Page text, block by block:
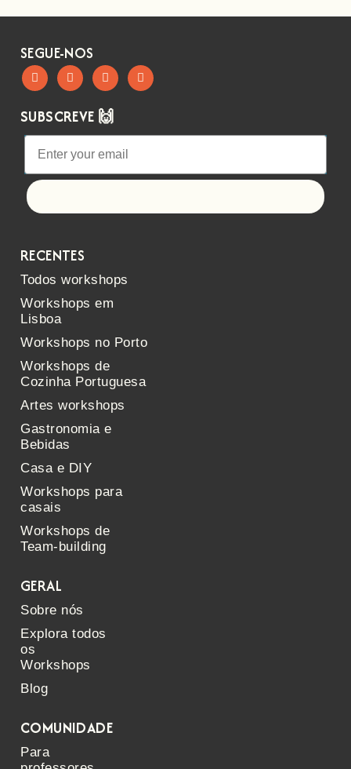
SEGUE-NOS
SUBSCREVE 🙌
RECENTES
Todos workshops
Workshops em
Lisboa
Workshops no Porto
Workshops de
Cozinha Portuguesa
Artes workshops
Gastronomia e
Bebidas
Casa e DIY
Workshops para
casais
Workshops de
Team-building
GERAL
Sobre nós
Explora todos
os
Workshops
Blog
COMUNIDADE
Para